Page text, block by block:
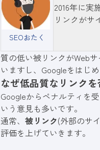
SEOおたく
2016年に実
リンクがサ
質の低い被リンクがWeb
いますし、Googleをはじ
なぜ低品質なリンク
Googleからペナルティを
いう意見も多いです。
通常、 被リンク(外部のサ
評価を上げていきます。